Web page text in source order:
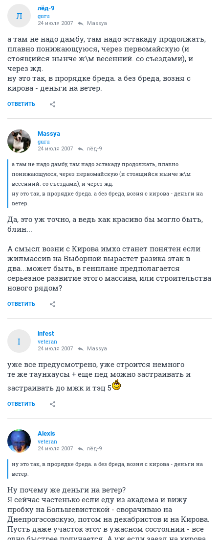
Л
лёд-9
guru
24 июля 2007 Massya
а там не надо дамбу, там надо эстакаду продолжать,
плавно понижающуюся, через первомайскую (и
стоящийся нынче ж\м весенний. со съездами), и
через жд.
ну это так, в прорядке бреда. а без бреда, возня с
кирова - деньги на ветер.
ОТВЕТИТЬ
Massya
guru
24 июля 2007 лёд-9
а там не надо дамбу, там надо эстакаду продолжать, плавно
понижающуюся, через первомайскую (и стоящийся нынче ж\м
весенний. со съездами), и через жд.
ну это так, в прорядке бреда. а без бреда, возня с кирова - деньги на
ветер.
Да, это уж точно, а ведь как красиво бы могло быть,
блин...
А смысл возни с Кирова имхо станет понятен если
жилмассив на Выборной вырастет разика этак в
два...может быть, в генплане предполагается
серьезное развитие этого массива, или строительства
нового рядом?
ОТВЕТИТЬ
I
infest
veteran
24 июля 2007 Massya
уже все предусмотрено, уже строится немного
те же таунхаусы + еще пед можно застраивать и
застраивать до мжк и тэц 5
ОТВЕТИТЬ
Alexis
veteran
24 июля 2007 лёд-9
ну это так, в прорядке бреда. а без бреда, возня с кирова - деньги на
ветер.
Ну почему же деньги на ветер?
Я сейчас частенько если еду из академа и вижу
пробку на Большевистской - сворачиваю на
Днепрогэсовскую, потом на декабристов и на Кирова.
Пусть даже участок этот в ужасном состоянии - все